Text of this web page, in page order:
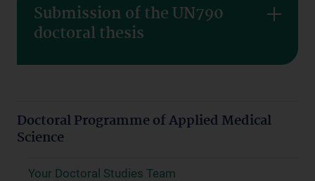
Submission of the UN790
doctoral thesis
Doctoral Programme of Applied Medical
Science
Your Doctoral Studies Team